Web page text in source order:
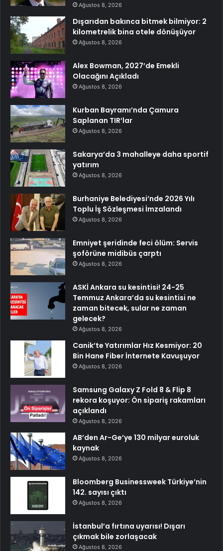
Ağustos 8, 2026
Dışarıdan bakınca bitmek bilmiyor: 2
kilometrelik bina otele dönüşüyor
Ağustos 8, 2026
Alex Bowman, 2027’de Emekli
Olacağını Açıkladı
Ağustos 8, 2026
Kurban Bayramı’nda Çamura
Saplanan TIR’lar
Ağustos 8, 2026
Sakarya’da 3 mahalleye daha sportif
yatırım
Ağustos 8, 2026
Burhaniye Belediyesi’nde 2026 Yılı
Toplu İş Sözleşmesi İmzalandı
Ağustos 8, 2026
Emniyet şeridinde feci ölüm: Servis
şoförüne midibüs çarptı
Ağustos 8, 2026
ASKİ Ankara su kesintisi! 24-25
Temmuz Ankara’da su kesintisi ne
zaman bitecek, sular ne zaman
gelecek?
Ağustos 8, 2026
Canik’te Yatırımlar Hız Kesmiyor: 20
Bin Hane Fiber İnternete Kavuşuyor
Ağustos 8, 2026
Samsung Galaxy Z Fold 8 & Flip 8
rekora koşuyor: Ön sipariş rakamları
açıklandı
Ağustos 8, 2026
AB’den Ar-Ge’ye 130 milyar euroluk
kaynak
Ağustos 8, 2026
Bloomberg Businessweek Türkiye’nin
142. sayısı çıktı
Ağustos 8, 2026
İstanbul’a fırtına uyarısı! Dışarı
çıkmak bile zorlaşacak
Ağustos 8, 2026